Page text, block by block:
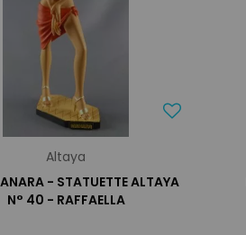
Altaya
- STATUETTE ALTAYA
N° 40 - RAFFAELLA